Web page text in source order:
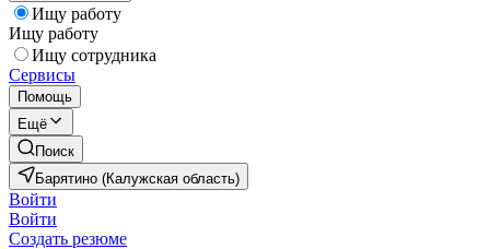
Ищу работу
Ищу работу
Ищу сотрудника
Сервисы
Помощь
Ещё
Поиск
Барятино (Калужская область)
Войти
Войти
Создать резюме